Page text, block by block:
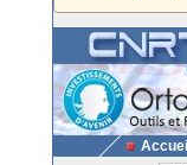
Accueil